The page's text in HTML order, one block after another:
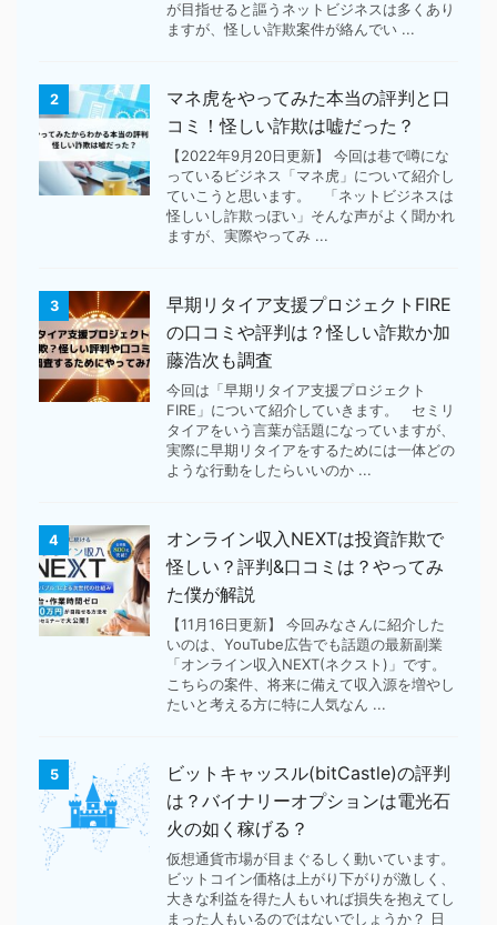
が目指せると謳うネットビジネスは多くあり
ますが、怪しい詐欺案件が絡んでい ...
2
マネ虎をやってみた本当の評判と口
コミ！怪しい詐欺は嘘だった？
【2022年9月20日更新】 今回は巷で噂にな
っているビジネス「マネ虎」について紹介し
ていこうと思います。 「ネットビジネスは
怪しいし詐欺っぽい」そんな声がよく聞かれ
ますが、実際やってみ ...
3
早期リタイア支援プロジェクトFIRE
の口コミや評判は？怪しい詐欺か加
藤浩次も調査
今回は「早期リタイア支援プロジェクト
FIRE」について紹介していきます。 セミリ
タイアをいう言葉が話題になっていますが、
実際に早期リタイアをするためには一体どの
ような行動をしたらいいのか ...
4
オンライン収入NEXTは投資詐欺で
怪しい？評判&口コミは？やってみ
た僕が解説
【11月16日更新】 今回みなさんに紹介した
いのは、YouTube広告でも話題の最新副業
「オンライン収入NEXT(ネクスト)」です。
こちらの案件、将来に備えて収入源を増やし
たいと考える方に特に人気なん ...
5
ビットキャッスル(bitCastle)の評判
は？バイナリーオプションは電光石
火の如く稼げる？
仮想通貨市場が目まぐるしく動いています。
ビットコイン価格は上がり下がりが激しく、
大きな利益を得た人もいれば損失を抱えてし
まった人もいるのではないでしょうか？ 日